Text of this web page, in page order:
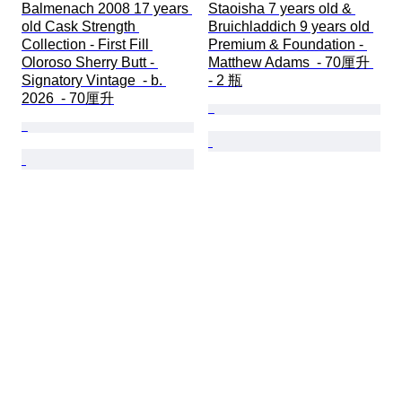
Balmenach 2008 17 years
old Cask Strength
Collection - First Fill
Oloroso Sherry Butt -
Signatory Vintage  - b.
2026  - 70厘升
Staoisha 7 years old &
Bruichladdich 9 years old
Premium & Foundation -
Matthew Adams  - 70厘升
- 2 瓶